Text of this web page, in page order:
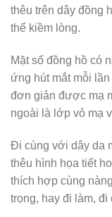
thêu trên dây đồng
thể kiềm lòng.
Mặt số đồng hồ có
ứng hút mắt mỗi
đơn giản được mạ
ngoài là lớp vỏ mạ
Đi cùng với dây da
thêu hình họa tiết
thích hợp cùng
trọng, hay đi làm,